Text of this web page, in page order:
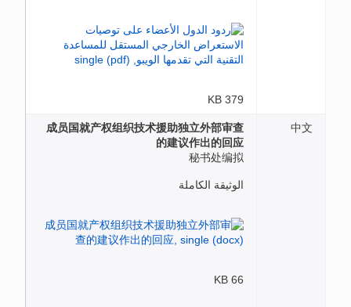
379 KB
中文
成员国就产权组织技术援助独立外部审查
的建议作出的回应
秘书处编拟
الوثيقة الكاملة
66 KB